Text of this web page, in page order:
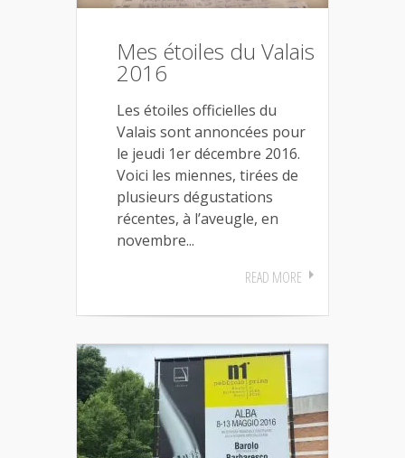
Mes étoiles du Valais
2016
Les étoiles officielles du
Valais sont annoncées pour
le jeudi 1er décembre 2016.
Voici les miennes, tirées de
plusieurs dégustations
récentes, à l’aveugle, en
novembre...
READ MORE